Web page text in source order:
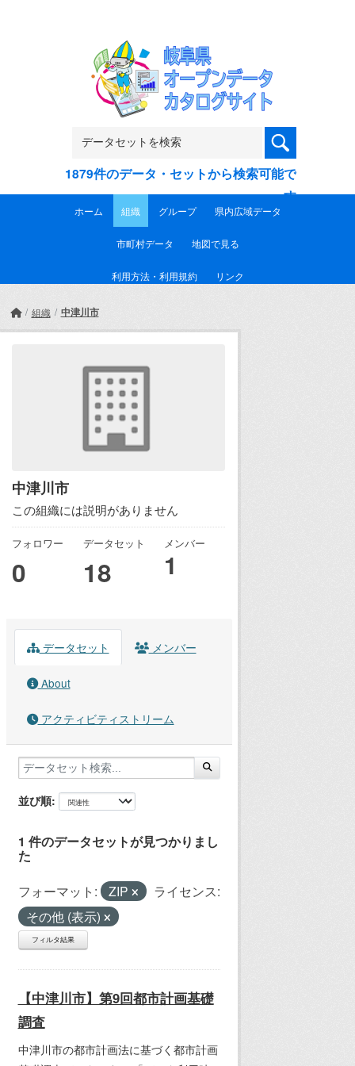
1879件のデータ・セットから検索可能で
す
ホーム 組織 グループ 県内広域データ
市町村データ 地図で見る
利用方法・利用規約 リンク
組織 中津川市
中津川市
この組織には説明がありません
フォロワー
0
データセット
18
メンバー
1
データセット メンバー
About
アクティビティストリーム
並び順
1 件のデータセットが見つかりまし
た
フォーマット: ZIP
ライセンス:
その他 (表示)
フィルタ結果
【中津川市】第9回都市計画基礎
調査
中津川市の都市計画法に基づく都市計画